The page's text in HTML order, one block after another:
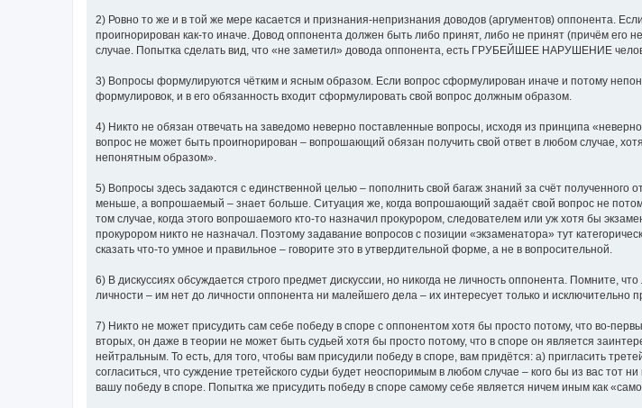
2) Ровно то же и в той же мере касается и признания-непризнания доводов (аргументов) оппонента.
проигнорирован как-то иначе. Довод оппонента должен быть либо принят, либо не принят (причём
случае. Попытка сделать вид, что «не заметил» довода оппонента, есть ГРУБЕЙШЕЕ НАРУШЕНИЕ
3) Вопросы формулируются чётким и ясным образом. Если вопрос сформулирован иначе и потому
формулировок, и в его обязанность входит сформулировать свой вопрос должным образом.
4) Никто не обязан отвечать на заведомо неверно поставленные вопросы, исходя из принципа
вопрос не может быть проигнорирован – вопрошающий обязан получить свой ответ в любом случае,
непонятным образом».
5) Вопросы здесь задаются с единственной целью – пополнить свой багаж знаний за счёт
меньше, а вопрошаемый – знает больше. Ситуация же, когда вопрошающий задаёт свой вопрос не
том случае, когда этого вопрошаемого кто-то назначил прокурором, следователем или уж хотя бы
прокурором никто не назначал. Поэтому задавание вопросов с позиции «экзаменатора» тут
сказать что-то умное и правильное – говорите это в утвердительной форме, а не в вопросительной.
6) В дискуссиях обсуждается строго предмет дискуссии, но никогда не личность оппонента. Помните,
личности – им нет до личности оппонента ни малейшего дела – их интересует только и исключительно
7) Никто не может присудить сам себе победу в споре с оппонентом хотя бы просто потому, что во-
вторых, он даже в теории не может быть судьей хотя бы просто потому, что в споре он является
нейтральным. То есть, для того, чтобы вам присудили победу в споре, вам придётся: а) пригласить
согласиться, что суждение третейского судьи будет неоспоримым в любом случае – кого бы из вас тот
вашу победу в споре. Попытка же присудить победу в споре самому себе является ничем иным как